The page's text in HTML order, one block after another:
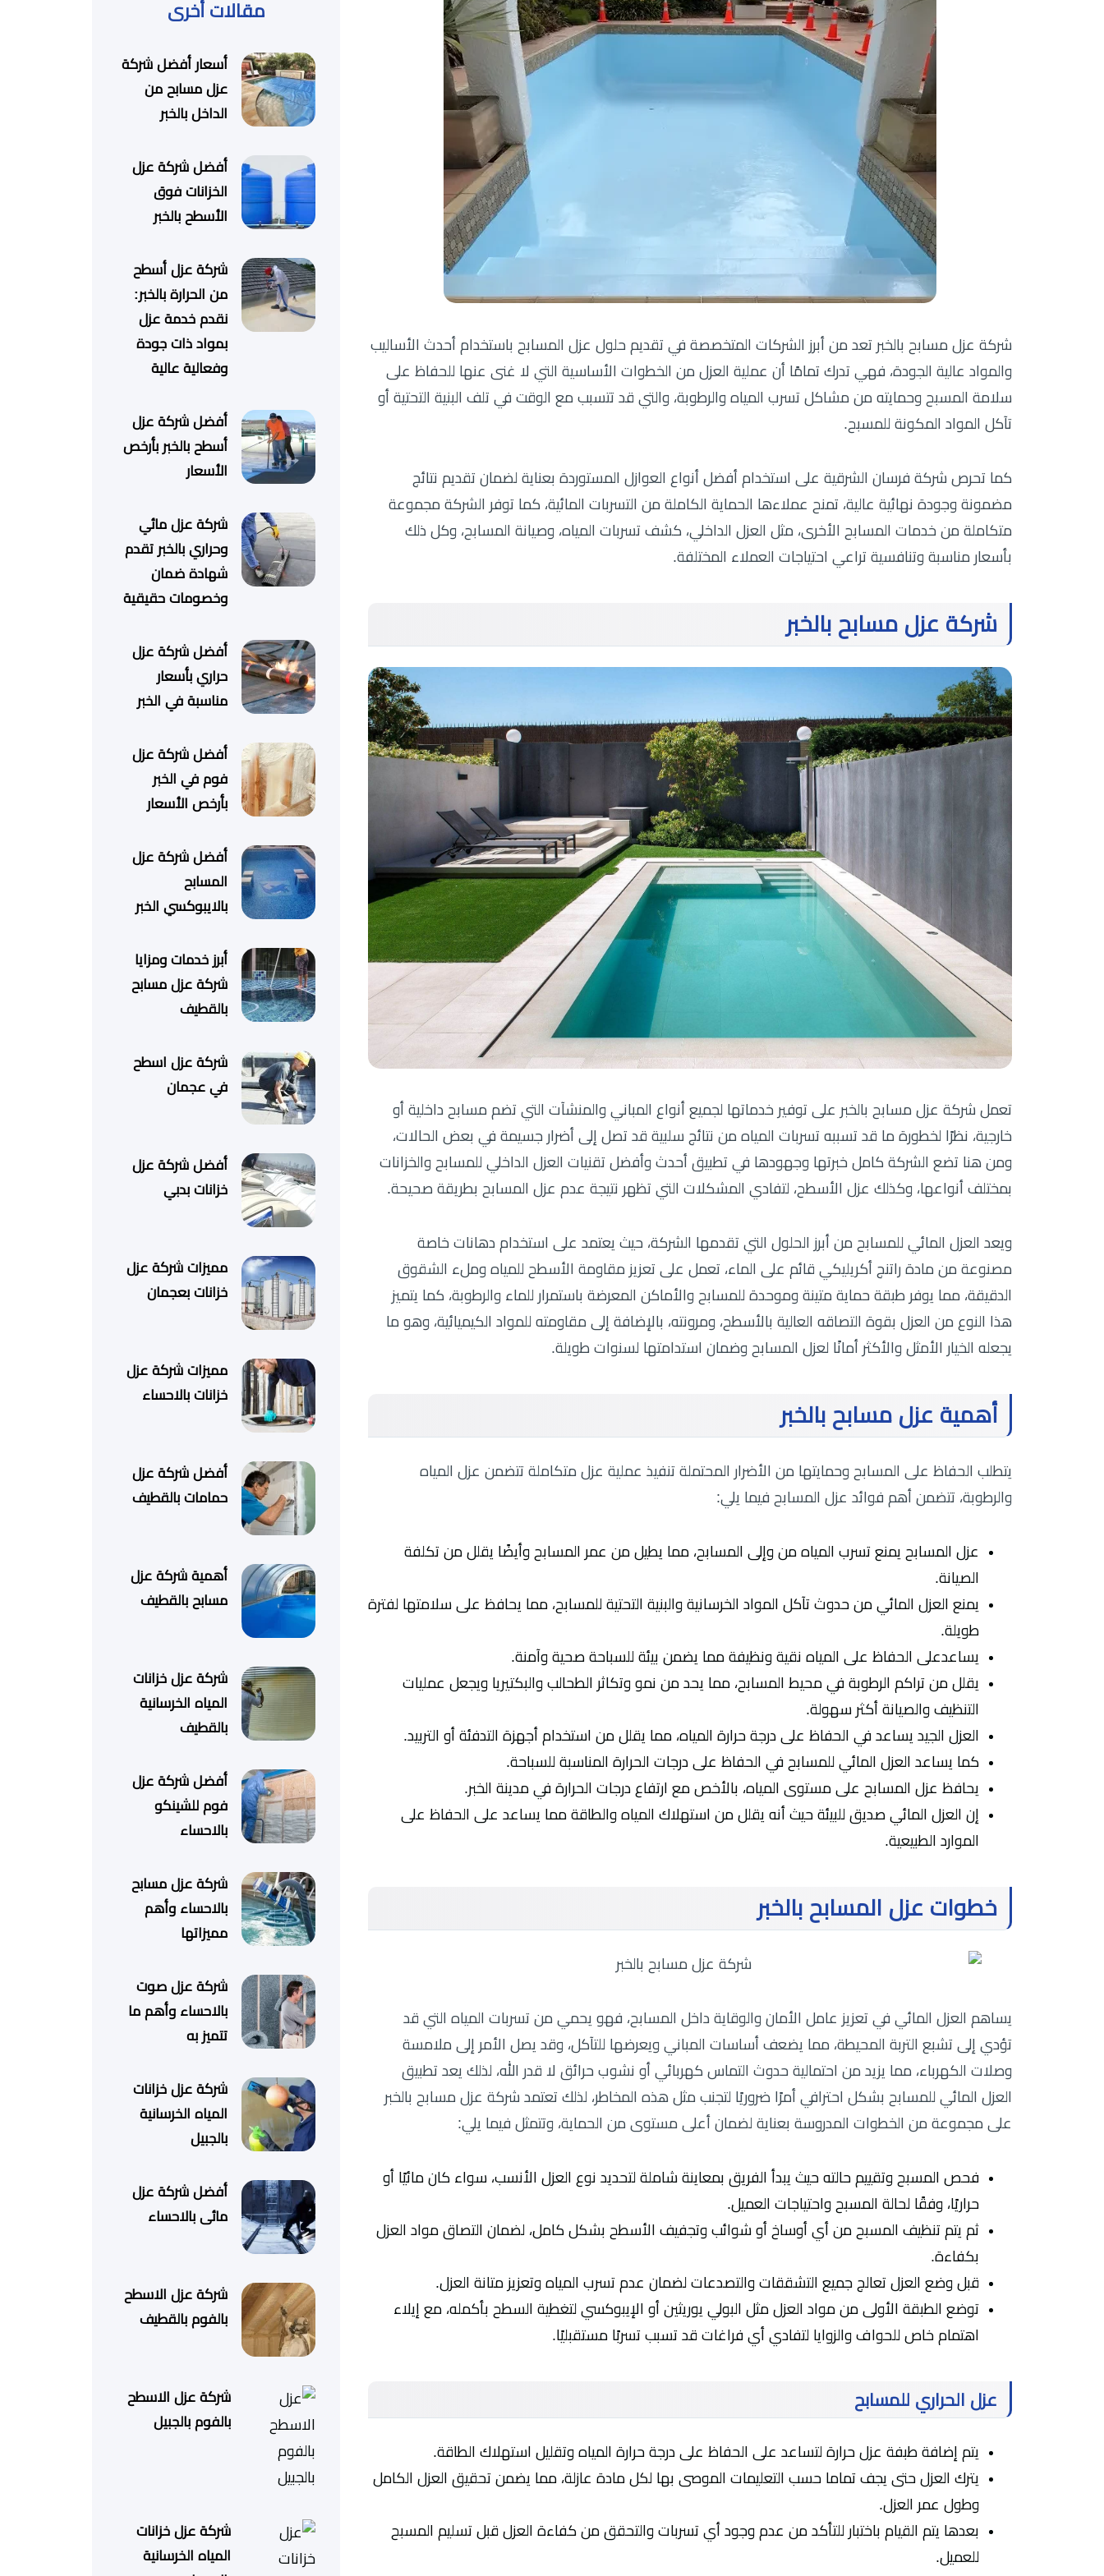
شركة عزل مسابح بالخبر تعد من أبرز الشركات المتخصصة في تقديم حلول عزل المسابح باستخدام أحدث الأساليب
والمواد عالية الجودة، فهي تدرك تمامًا أن عملية العزل من الخطوات الأساسية التي لا غنى عنها للحفاظ على
سلامة المسبح وحمايته من مشاكل تسرب المياه والرطوبة، والتي قد تتسبب مع الوقت في تلف البنية التحتية أو
تآكل المواد المكونة للمسبح.
كما تحرص شركة فرسان الشرقية على استخدام أفضل أنواع العوازل المستوردة بعناية لضمان تقديم نتائج
مضمونة وجودة نهائية عالية، تمنح عملاءها الحماية الكاملة من التسربات المائية، كما توفر الشركة مجموعة
متكاملة من خدمات المسابح الأخرى، مثل العزل الداخلي، كشف تسربات المياه، وصيانة المسابح، وكل ذلك
بأسعار مناسبة وتنافسية تراعي احتياجات العملاء المختلفة.
شركة عزل مسابح بالخبر
تعمل شركة عزل مسابح بالخبر على توفير خدماتها لجميع أنواع المباني والمنشآت التي تضم مسابح داخلية أو
خارجية، نظرًا لخطورة ما قد تسببه تسربات المياه من نتائج سلبية قد تصل إلى أضرار جسيمة في بعض الحالات،
ومن هنا تضع الشركة كامل خبرتها وجهودها في تطبيق أحدث وأفضل تقنيات العزل الداخلي للمسابح والخزانات
بمختلف أنواعها، وكذلك عزل الأسطح، لتفادي المشكلات التي تظهر نتيجة عدم عزل المسابح بطريقة صحيحة.
ويعد العزل المائي للمسابح من أبرز الحلول التي تقدمها الشركة، حيث يعتمد على استخدام دهانات خاصة
مصنوعة من مادة راتنج أكريليكي قائم على الماء، تعمل على تعزيز مقاومة الأسطح للمياه وملء الشقوق
الدقيقة، مما يوفر طبقة حماية متينة وموحدة للمسابح والأماكن المعرضة باستمرار للماء والرطوبة، كما يتميز
هذا النوع من العزل بقوة التصاقه العالية بالأسطح، ومرونته، بالإضافة إلى مقاومته للمواد الكيميائية، وهو ما
يجعله الخيار الأمثل والأكثر أمانًا لعزل المسابح وضمان استدامتها لسنوات طويلة.
أهمية عزل مسابح بالخبر
يتطلب الحفاظ على المسابح وحمايتها من الأضرار المحتملة تنفيذ عملية عزل متكاملة تتضمن عزل المياه
والرطوبة، تتضمن أهم فوائد عزل المسابح فيما يلي:
عزل المسابح يمنع تسرب المياه من وإلى المسابح، مما يطيل من عمر المسابح وأيضًا يقلل من تكلفة
الصيانة.
يمنع العزل المائي من حدوث تآكل المواد الخرسانية والبنية التحتية للمسابح، مما يحافظ على سلامتها لفترة
طويلة.
يساعدعلى الحفاظ على المياه نقية ونظيفة مما يضمن بيئة للسباحة صحية وآمنة.
يقلل من تراكم الرطوبة في محيط المسابح، مما يحد من نمو وتكاثر الطحالب والبكتيريا ويجعل عمليات
التنظيف والصيانة أكثر سهولة.
العزل الجيد يساعد في الحفاظ على درجة حرارة المياه، مما يقلل من استخدام أجهزة التدفئة أو التربيد.
كما يساعد العزل المائي للمسابح في الحفاظ على درجات الحرارة المناسبة للسباحة.
يحافظ عزل المسابح على مستوى المياه، بالأخص مع ارتفاع درجات الحرارة في مدينة الخبر.
إن العزل المائي صديق للبيئة حيث أنه يقلل من استهلاك المياه والطاقة مما يساعد على الحفاظ على
الموارد الطبيعية.
خطوات عزل المسابح بالخبر
يساهم العزل المائي في تعزيز عامل الأمان والوقاية داخل المسابح، فهو يحمي من تسربات المياه التي قد
تؤدي إلى تشبع التربة المحيطة، مما يضعف أساسات المباني ويعرضها للتآكل، وقد يصل الأمر إلى ملامسة
وصلات الكهرباء، مما يزيد من احتمالية حدوث التماس كهربائي أو نشوب حرائق لا قدر الله، لذلك يعد تطبيق
العزل المائي للمسابح بشكل احترافي أمرًا ضروريًا لتجنب مثل هذه المخاطر، لذلك تعتمد شركة عزل مسابح بالخبر
على مجموعة من الخطوات المدروسة بعناية لضمان أعلى مستوى من الحماية، وتتمثل فيما يلي:
فحص المسبح وتقييم حالته حيث يبدأ الفريق بمعاينة شاملة لتحديد نوع العزل الأنسب، سواء كان مائيًا أو
حراريًا، وفقًا لحالة المسبح واحتياجات العميل.
ثم يتم تنظيف المسبح من أي أوساخ أو شوائب وتجفيف الأسطح بشكل كامل، لضمان التصاق مواد العزل
بكفاءة.
قبل وضع العزل تعالج جميع التشققات والتصدعات لضمان عدم تسرب المياه وتعزيز متانة العزل.
توضع الطبقة الأولى من مواد العزل مثل البولي يوريثين أو الإيبوكسي لتغطية السطح بأكمله، مع إيلاء
اهتمام خاص للحواف والزوايا لتفادي أي فراغات قد تسبب تسربًا مستقبليًا.
عزل الحراري للمسابح
يتم إضافة طبفة عزل حرارة لتساعد على الحفاظ على درجة حرارة المياه وتقليل استهلاك الطاقة.
يترك العزل حتى يجف تماما حسب التعليمات الموصى بها لكل مادة عازلة، مما يضمن تحقيق العزل الكامل
وطول عمر العزل.
بعدها يتم القيام باختبار للتأكد من عدم وجود أي تسربات والتحقق من كفاءة العزل قبل تسليم المسبح
للعميل.
مقالات أخرى
أسعار أفضل شركة
عزل مسابح من
الداخل بالخبر
أفضل شركة عزل
الخزانات فوق
الأسطح بالخبر
شركة عزل أسطح
من الحرارة بالخبر:
نقدم خدمة عزل
بمواد ذات جودة
وفعالية عالية
أفضل شركة عزل
أسطح بالخبر بأرخص
الأسعار
شركة عزل مائي
وحراري بالخبر تقدم
شهادة ضمان
وخصومات حقيقية
أفضل شركة عزل
حراري بأسعار
مناسبة في الخبر
أفضل شركة عزل
فوم في الخبر
بأرخص الأسعار
أفضل شركة عزل
المسابح
بالايبوكسي الخبر
أبرز خدمات ومزايا
شركة عزل مسابح
بالقطيف
شركة عزل اسطح
في عجمان
أفضل شركة عزل
خزانات بدبي
مميزات شركة عزل
خزانات بعجمان
مميزات شركة عزل
خزانات بالاحساء
أفضل شركة عزل
حمامات بالقطيف
أهمية شركة عزل
مسابح بالقطيف
شركة عزل خزانات
المياه الخرسانية
بالقطيف
أفضل شركة عزل
فوم للشينكو
بالاحساء
شركة عزل مسابح
بالاحساء وأهم
مميزاتها
شركة عزل صوت
بالاحساء وأهم ما
تتميز به
شركة عزل خزانات
المياه الخرسانية
بالجبيل
أفضل شركة عزل
مائى بالاحساء
شركة عزل الاسطح
بالفوم بالقطيف
شركة عزل الاسطح
بالفوم بالجبيل
شركة عزل خزانات
المياه الخرسانية